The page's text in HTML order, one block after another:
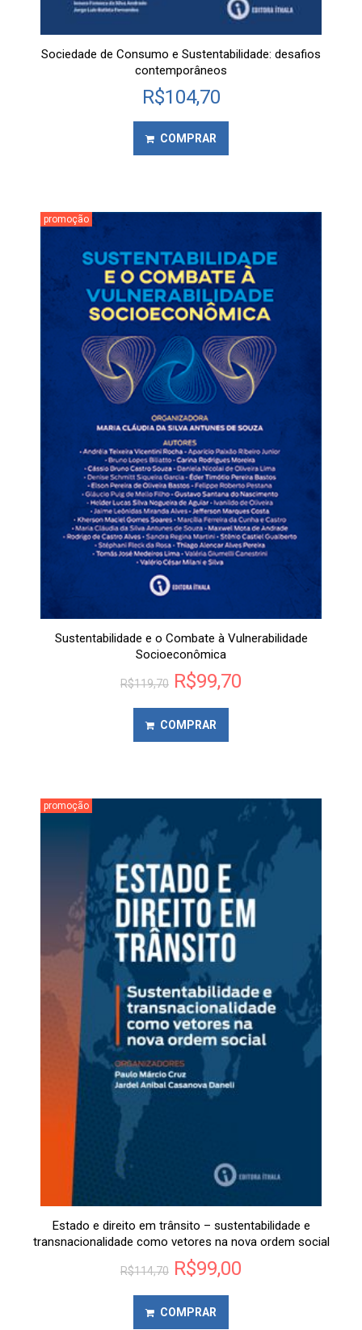
Sociedade de Consumo e Sustentabilidade: desafios
contemporâneos
R$104,70
COMPRAR
promoção
Sustentabilidade e o Combate à Vulnerabilidade
Socioeconômica
R$119,70 R$99,70
COMPRAR
promoção
Estado e direito em trânsito – sustentabilidade e
transnacionalidade como vetores na nova ordem social
R$114,70 R$99,00
COMPRAR